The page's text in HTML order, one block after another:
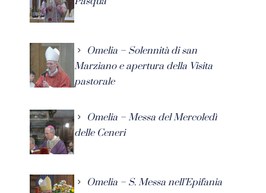
Omelia – Solennità di san
Marziano e apertura della Visita
pastorale
Omelia – Messa del Mercoledì
delle Ceneri
Omelia – S. Messa nell’Epifania